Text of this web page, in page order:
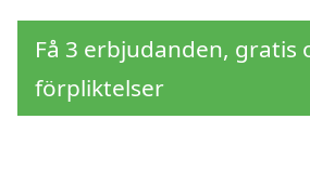
Få 3 erbjudanden, gratis
förpliktelser